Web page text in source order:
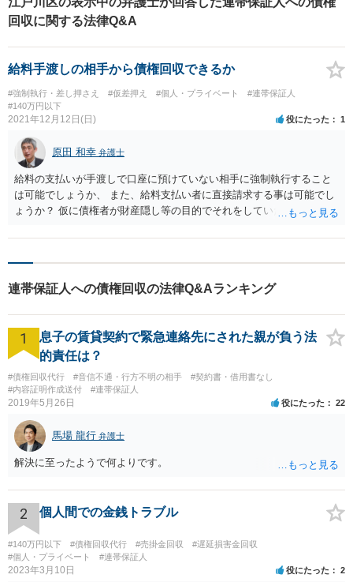
回収に関する法律Q&A
給料手渡しの相手から債権回収できるか
#強制執行・差し押さえ #仮差押え #個人・プライベート
#連帯保証人
#140万円以下
2021年12月12日(日) 役にたった 1
原田 和幸 弁護士
給料の支払いが手渡しで口座に預けていない相手に強制執行すること
は可能でしょうか、 また、給料支払い者に直接請求する事は可能でし
ょうか？ 仮に債権者が財産隠し等の目的でそれをしていた場合、給料
か、公正証書とか、債務名義があれば、勤務先の情報は必要になりま
連帯保証人への債権回収の法律Q&Aランキング
1
息子の賃貸契約で緊急連絡先にされた親が負う法
的責任は？
#債権回収代行 #音信不通・行方不明の相手
#契約書・借用書なし
#内容証明作成送付
#連帯保証人
2019年5月26日 役にたった 22
馬場 龍行 弁護士
解決に至ったようで何よりです。
2 個人間での金銭トラブル
#140万円以下 #債権回収代行 #売掛金回収
#遅延損害金回収
#個人・プライベート
#連帯保証人
2023年3月10日 役にたった 2